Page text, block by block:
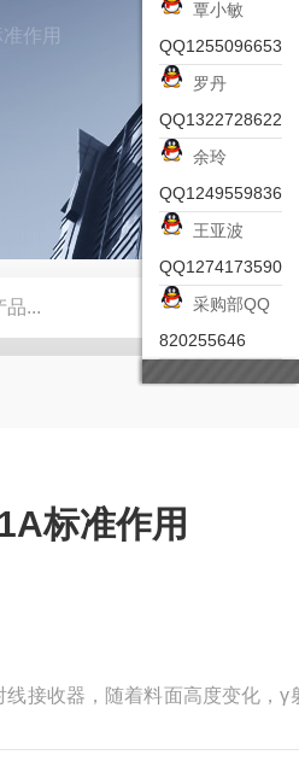
作用
激光扫描仪 RZMO-TER-
标准作用
接收器，随着料面高度变化，γ
覃小敏
QQ1255096653
罗丹
QQ1322728622
余玲
QQ1249559836
王亚波
QQ1274173590
采购部QQ
820255646